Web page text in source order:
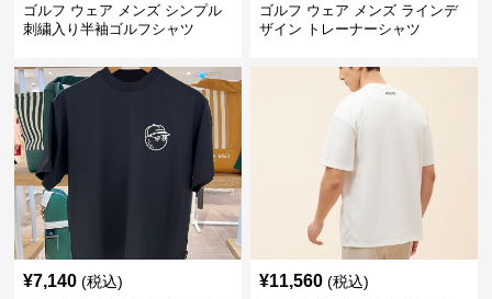
ゴルフ ウェア メンズ シンプル
刺繍入り半袖ゴルフシャツ
ゴルフ ウェア メンズ ラインデ
ザイン トレーナーシャツ
¥7,140 (税込) ¥11,560 (税込)